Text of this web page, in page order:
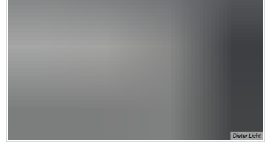
Dieter Licht